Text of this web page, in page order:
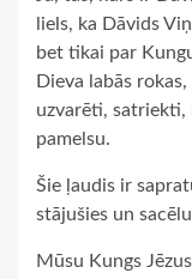
liels, ka Dāvids
bet tikai par
Dieva labās
uzvarēti, satriekti,
pamelsu.
Šie ļaudis ir
stājušies un
Mūsu Kungs